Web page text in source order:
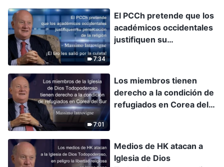
7:34
El PCCh pretende que los
académicos occidentales
justifiquen su
7:01
Los miembros tienen
derecho a la condición de
refugiados en Corea del
Medios de HK atacan a
Iglesia de Dios